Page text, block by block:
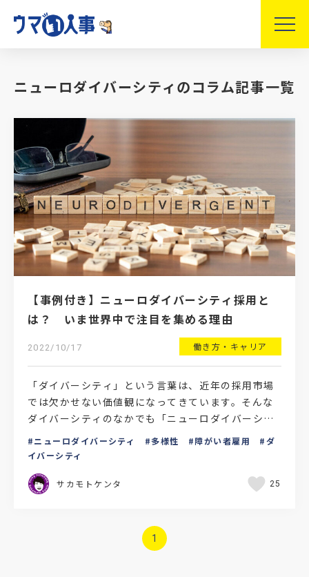
ニューロダイバーシティのコラム記事一覧
【事例付き】ニューロダイバーシティ採用と
は？ いま世界中で注目を集める理由
2022/10/17 働き方・キャリア
「ダイバーシティ」という言葉は、近年の採用市場
では欠かせない価値観になってきています。そんな
ダイバーシティのなかでも「ニューロダイバーシテ
ィ」という考え方が広まりつつあるのはご存知でし
ょうか。今回は、…
ニューロダイバーシティ 多様性 障がい者雇用
ダ
イバーシティ
サカモトケンタ 25
1